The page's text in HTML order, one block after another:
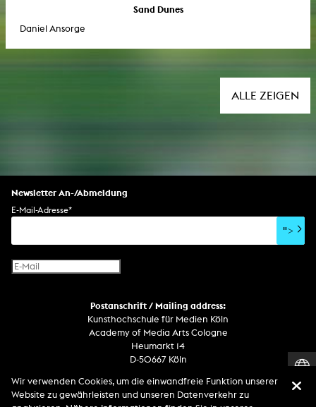
Sand Dunes
Daniel Ansorge
ALLE ZEIGEN
Newsletter An-/Abmeldung
E-Mail-Adresse*
">
Postanschrift / Mailing address:
Kunsthochschule für Medien Köln
Academy of Media Arts Cologne
Heumarkt 14
D-50667 Köln
Telefon
Zentrale / Empfang +49 221 201 89 - 0 / - 400
Wir verwenden Cookies, um die einwandfreie Funktion unserer
Website zu gewährleisten und unseren Datenverkehr zu